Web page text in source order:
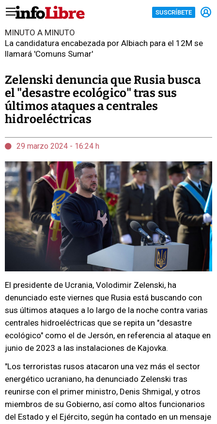
SUSCRÍBETE
MINUTO A MINUTO
La candidatura encabezada por Albiach para el 12M se
llamará 'Comuns Sumar'
Zelenski denuncia que Rusia busca
el "desastre ecológico" tras sus
últimos ataques a centrales
hidroeléctricas
29 marzo 2024 - 16:24 h
El presidente de Ucrania, Volodimir Zelenski, ha
denunciado este viernes que Rusia está buscando con
sus últimos ataques a lo largo de la noche contra varias
centrales hidroeléctricas que se repita un "desastre
ecológico" como el de Jersón, en referencia al ataque en
junio de 2023 a las instalaciones de Kajovka.
"Los terroristas rusos atacaron una vez más el sector
energético ucraniano, ha denunciado Zelenski tras
reunirse con el primer ministro, Denis Shmigal, y otros
miembros de su Gobierno, así como altos funcionarios
del Estado y el Ejército, según ha contado en un mensaje